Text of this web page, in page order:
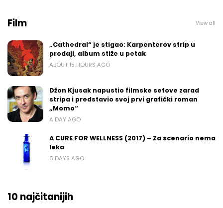
Film View all
„Cathedral“ je stigao: Karpenterov strip u
prodaji, album stiže u petak
ABOUT 15 HOURS AGO
Džon Kjusak napustio filmske setove zarad
stripa i predstavio svoj prvi grafički roman
„Momo“
A DAY AGO
A CURE FOR WELLNESS (2017) – Za scenario nema
leka
6 DAYS AGO
10 najčitanijih